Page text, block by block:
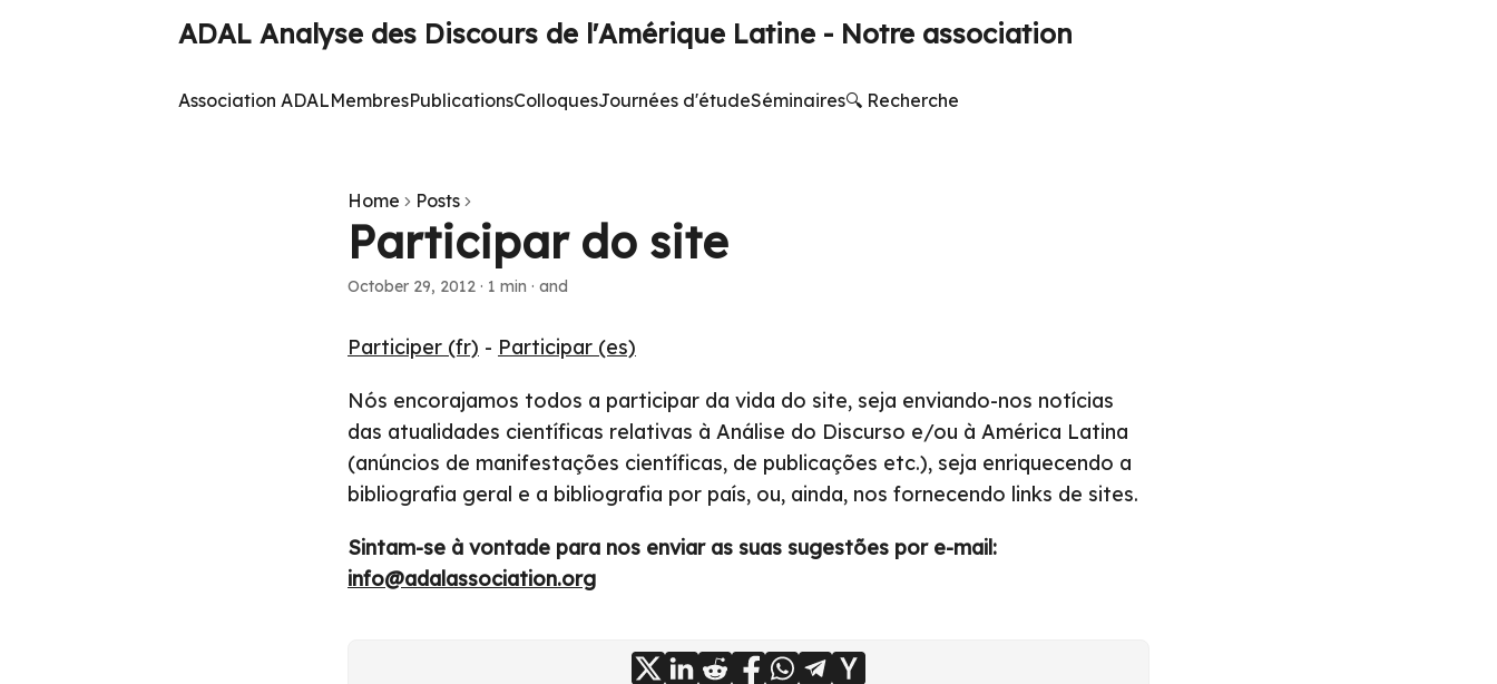
ADAL Analyse des Discours de l'Amérique Latine - Notre association
Association ADALMembresPublicationsColloquesJournées d'étudeSéminaires🔍 Recherche
Home Posts
Participar do site
October 29, 2012 · 1 min · and
Participer (fr) - Participar (es)
Nós encorajamos todos a participar da vida do site, seja enviando-nos notícias
das atualidades científicas relativas à Análise do Discurso e/ou à América Latina
(anúncios de manifestações científicas, de publicações etc.), seja enriquecendo a
bibliografia geral e a bibliografia por país, ou, ainda, nos fornecendo links de sites.
Sintam-se à vontade para nos enviar as suas sugestões por e-mail:
info@adalassociation.org